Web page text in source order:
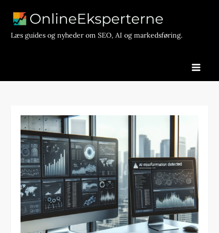
contentLæs guides og nyheder om SEO, AI og markedsføring.